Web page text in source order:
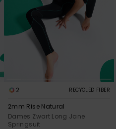
2 RECYCLED FIBER
2mm Rise Natural
Dames Zwart Long Jane
Springsuit